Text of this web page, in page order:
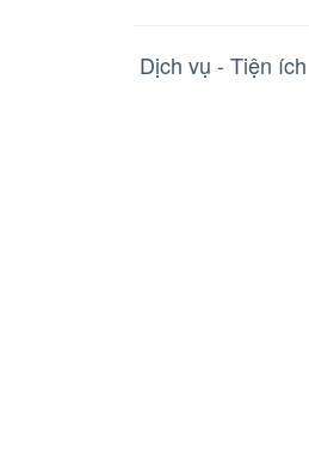
Dịch vụ - Tiện ích